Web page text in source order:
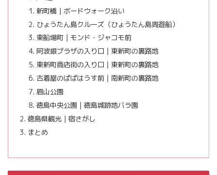
新町橋｜ボードウォーク沿い
ひょうたん島クルーズ（ひょうたん島周遊船）
東船場町｜モンド・ジャコモ前
阿波銀プラザの入り口｜東新町の裏路地
東新町商店街の入り口｜東新町の裏路地
古着屋のぱぱはうす前｜南新町の裏路地
眉山公園
徳島中央公園｜徳島城跡地バラ園
徳島県観光｜宿さがし
まとめ